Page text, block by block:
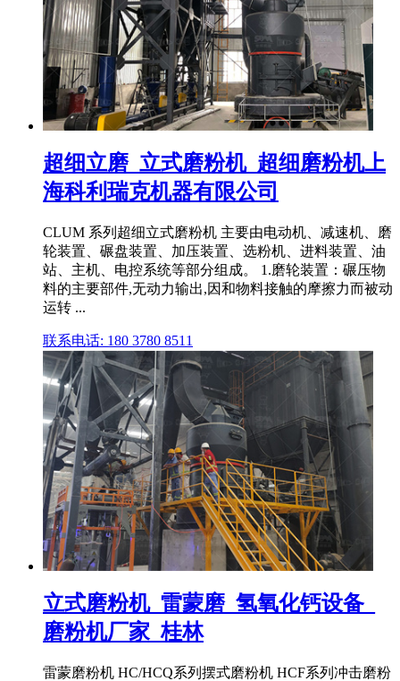
超细立磨_立式磨粉机_超细磨粉机上
海科利瑞克机器有限公司
CLUM 系列超细立式磨粉机 主要由电动机、减速机、磨
轮装置、碾盘装置、加压装置、选粉机、进料装置、油
站、主机、电控系统等部分组成。 1.磨轮装置：碾压物
料的主要部件,无动力输出,因和物料接触的摩擦力而被动
运转 ...
联系电话: 180 3780 8511
立式磨粉机_雷蒙磨_氢氧化钙设备_
磨粉机厂家_桂林
雷蒙磨粉机 HC/HCQ系列摆式磨粉机 HCF系列冲击磨粉